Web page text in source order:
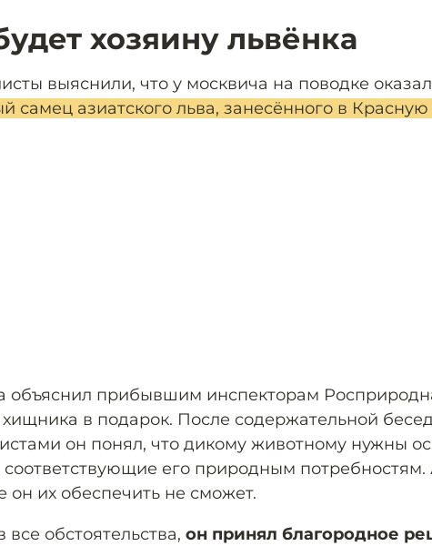
хозяину львёнка
выяснили, что у москвича на поводке
самец азиатского льва, занесённого в Красную
объяснил прибывшим инспекторам
в подарок. После содержательной
он понял, что дикому животному нужны
соответствующие его природным потребностям.
он их обеспечить не сможет.
все обстоятельства, он принял благородное